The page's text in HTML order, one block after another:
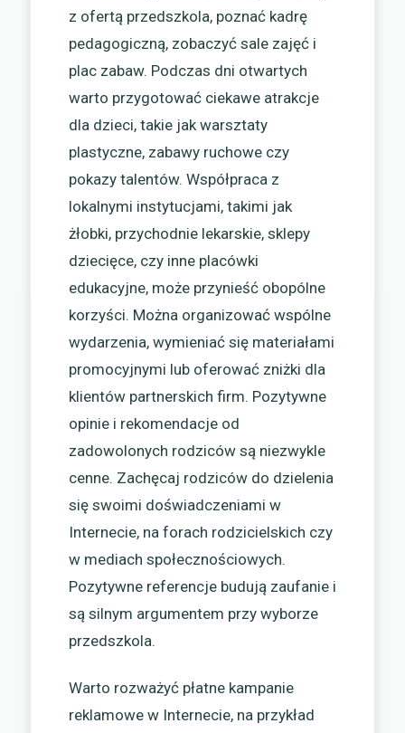
z ofertą przedszkola, poznać kadrę
pedagogiczną, zobaczyć sale zajęć i
plac zabaw. Podczas dni otwartych
warto przygotować ciekawe atrakcje
dla dzieci, takie jak warsztaty
plastyczne, zabawy ruchowe czy
pokazy talentów. Współpraca z
lokalnymi instytucjami, takimi jak
żłobki, przychodnie lekarskie, sklepy
dziecięce, czy inne placówki
edukacyjne, może przynieść obopólne
korzyści. Można organizować wspólne
wydarzenia, wymieniać się materiałami
promocyjnymi lub oferować zniżki dla
klientów partnerskich firm. Pozytywne
opinie i rekomendacje od
zadowolonych rodziców są niezwykle
cenne. Zachęcaj rodziców do dzielenia
się swoimi doświadczeniami w
Internecie, na forach rodzicielskich czy
w mediach społecznościowych.
Pozytywne referencje budują zaufanie i
są silnym argumentem przy wyborze
przedszkola.
Warto rozważyć płatne kampanie
reklamowe w Internecie, na przykład